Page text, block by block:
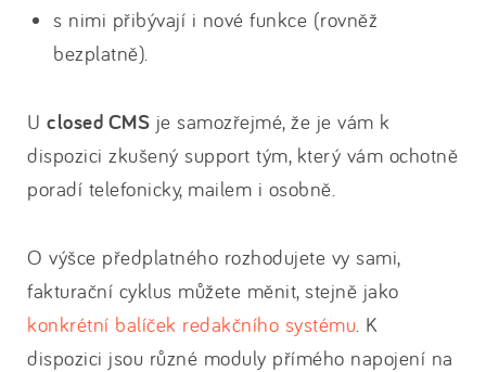
s nimi přibývají i nové funkce (rovněž
bezplatně).
U closed CMS je samozřejmé, že je vám k
dispozici zkušený support tým, který vám ochotně
poradí telefonicky, mailem i osobně.
O výšce předplatného rozhodujete vy sami,
fakturační cyklus můžete měnit, stejně jako
konkrétní balíček redakčního systému. K
dispozici jsou různé moduly přímého napojení na